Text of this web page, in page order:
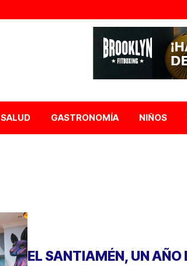
SALUD GASTRONOMÍA NIÑOS
EL SANTIAMÉN, UN AÑO